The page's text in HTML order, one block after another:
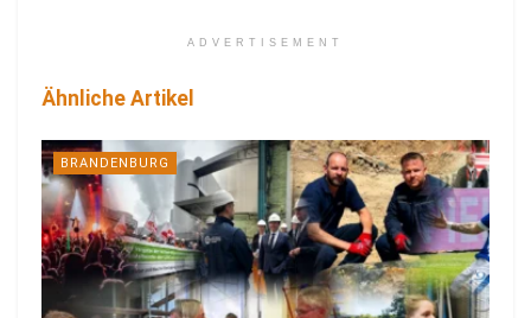
ADVERTISEMENT
Ähnliche Artikel
BRANDENBURG